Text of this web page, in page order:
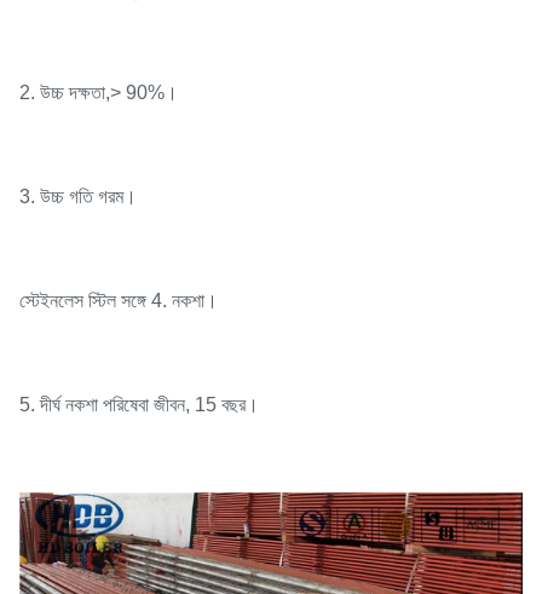
2. উচ্চ দক্ষতা,> 90%।
3. উচ্চ গতি গরম।
স্টেইনলেস স্টিল সঙ্গে 4. নকশা।
5. দীর্ঘ নকশা পরিষেবা জীবন, 15 বছর।